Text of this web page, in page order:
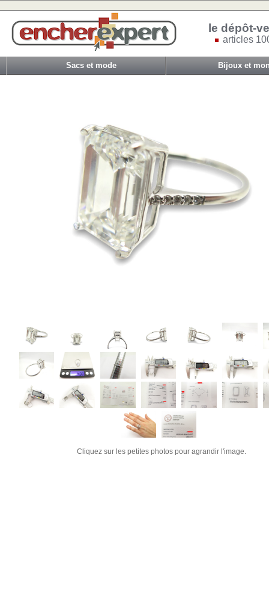
le dépôt-
articles
Sacs et mode Bijoux et
Cliquez sur les petites photos pour agrandir l'image.